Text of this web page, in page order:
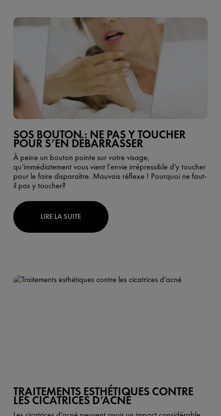
SOS BOUTON : NE PAS Y TOUCHER
POUR S’EN DÉBARRASSER
À peine un bouton pointe sur votre visage,
qu’immédiatement vous vient l’envie irrépressible d’y toucher
pour le faire disparaître. Mauvais réflexe ! Pourquoi ne faut-
il pas y toucher?
LIRE LA SUITE
TRAITEMENTS ESTHÉTIQUES CONTRE
LES CICATRICES D’ACNÉ